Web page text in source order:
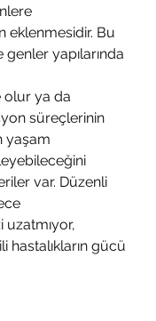
yapılarında
süreçlerinin
yaşam
var. Düzenli
hastalıkların gücü